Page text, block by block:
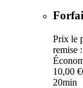
Prix le
remise
10,00 €
20min